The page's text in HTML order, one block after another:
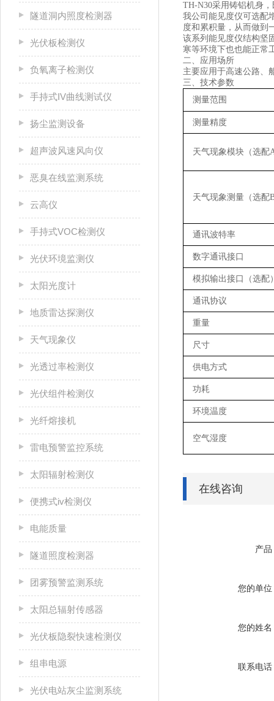
隧道洞内照度检测器
光伏板检测仪
负氧离子检测仪
手持式IV曲线测试仪
扬尘监测设备
超声波风速风向仪
恶臭在线监测系统
云高仪
手持式VOC检测仪
光伏环境监测仪
太阳光度计
地质雷达探测仪
天气现象仪
光透过率检测仪
光伏组件检测仪
光纤熔接机
雷电预警监控系统
太阳辐射检测仪
便携式iv检测仪
电能质量
隧道照度检测器
团雾预警监测系统
太阳总辐射传感器
光伏板隐裂快速检测仪
组串电源
光伏电站灰尘监测系统
TH-N30采用铸铝机身
我公司能见度仪可选配
度和累积量，从而做到
该系列能见度仪结构坚
寒等环境下也也能正常
二、应用场所
主要应用于高速公路、
三、技术参数
测量范围
测量精度
天气现象模块（选配
天气现象测量（选配
通讯波特率
数字通讯接口
模拟输出接口（选配
通讯协议
重量
尺寸
供电方式
功耗
环境温度
空气湿度
在线咨询
产品
您的单位
您的姓名
联系电话